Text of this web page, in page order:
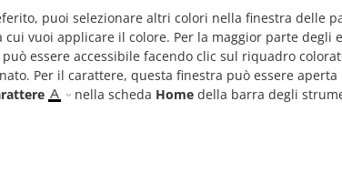
puoi selezionare altri colori nella finestra delle
vuoi applicare il colore. Per la maggior parte degli
essere accessibile facendo clic sul riquadro
Per il carattere, questa finestra può essere
nella scheda Home della barra degli